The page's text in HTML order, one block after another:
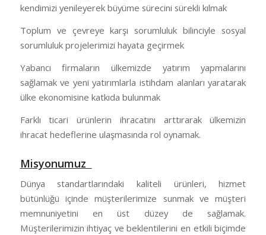
kendimizi yenileyerek büyüme sürecini sürekli kılmak
Toplum ve çevreye karşı sorumluluk bilinciyle sosyal
sorumluluk projelerimizi hayata geçirmek
Yabancı firmaların ülkemizde yatırım yapmalarını
sağlamak ve yeni yatırımlarla istihdam alanları yaratarak
ülke ekonomisine katkıda bulunmak
Farklı ticari ürünlerin ihracatını arttırarak ülkemizin
ihracat hedeflerine ulaşmasında rol oynamak.
Misyonumuz
Dünya standartlarındaki kaliteli ürünleri, hizmet
bütünlüğü içinde müşterilerimize sunmak ve müşteri
memnuniyetini en üst düzey de sağlamak.
Müşterilerimizin ihtiyaç ve beklentilerini en etkili biçimde